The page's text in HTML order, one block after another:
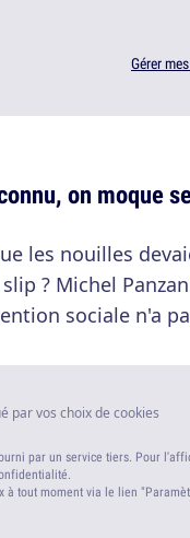
Gérer
on moque
les nouilles
? Michel
sociale n'a
par vos choix de cookies
par un service tiers. Pour
à tout moment via le lien